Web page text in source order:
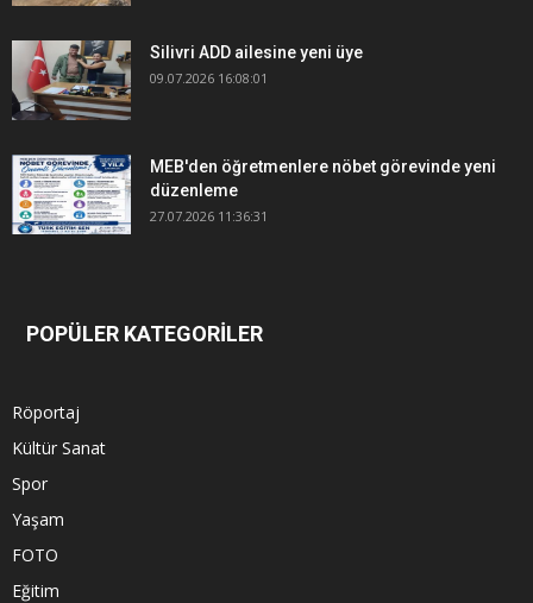
Silivri ADD ailesine yeni üye
09.07.2026 16:08:01
MEB'den öğretmenlere nöbet görevinde yeni
düzenleme
27.07.2026 11:36:31
POPÜLER KATEGORİLER
Röportaj
Kültür Sanat
Spor
Yaşam
FOTO
Eğitim